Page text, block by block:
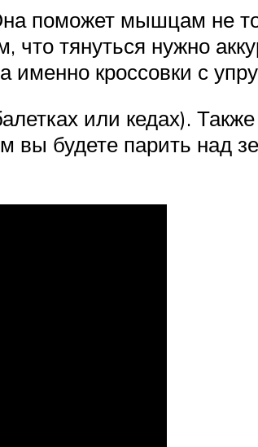
поможет мышцам не
тянуться нужно
именно кроссовки с
или кедах).
вы будете парить над